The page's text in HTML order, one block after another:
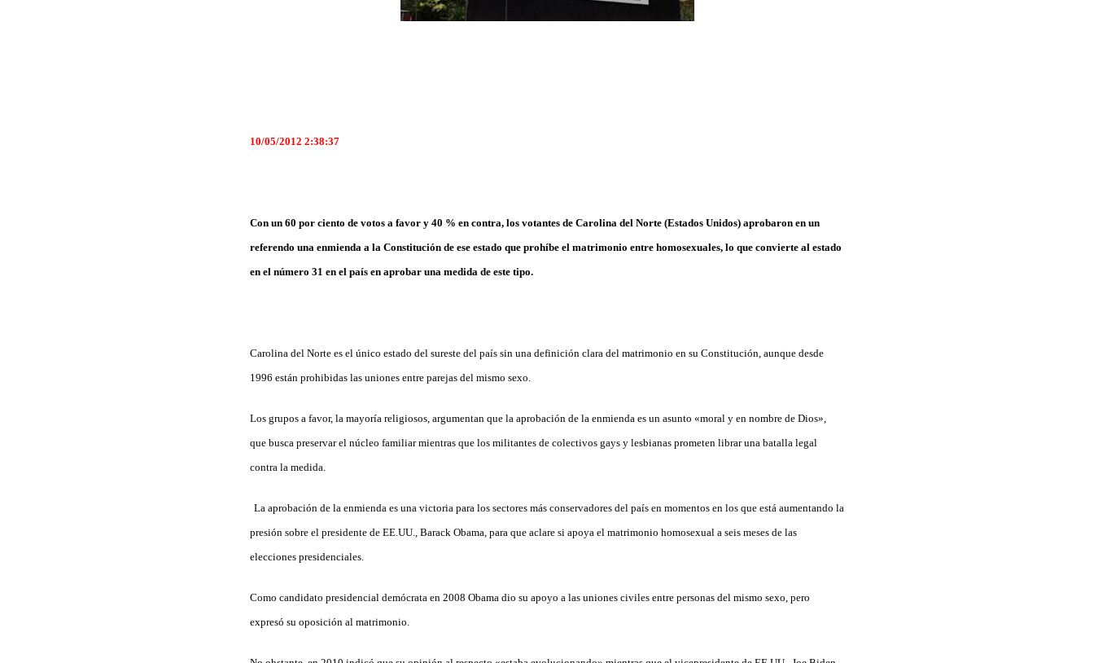
10/05/2012 2:38:37
Con un 60 por ciento de votos a favor y 40 % en contra, los votantes de Carolina del Norte (Estados Unidos) aprobaron en un
referendo una enmienda a la Constitución de ese estado que prohíbe el matrimonio entre homosexuales, lo que convierte al estado
en el número 31 en el país en aprobar una medida de este tipo.
Carolina del Norte es el único estado del sureste del país sin una definición clara del matrimonio en su Constitución, aunque desde
1996 están prohibidas las uniones entre parejas del mismo sexo.
Los grupos a favor, la mayoría religiosos, argumentan que la aprobación de la enmienda es un asunto «moral y en nombre de Dios»,
que busca preservar el núcleo familiar mientras que los militantes de colectivos gays y lesbianas prometen librar una batalla legal
contra la medida.
La aprobación de la enmienda es una victoria para los sectores más conservadores del país en momentos en los que está aumentando la
presión sobre el presidente de EE.UU., Barack Obama, para que aclare si apoya el matrimonio homosexual a seis meses de las
elecciones presidenciales.
Como candidato presidencial demócrata en 2008 Obama dio su apoyo a las uniones civiles entre personas del mismo sexo, pero
expresó su oposición al matrimonio.